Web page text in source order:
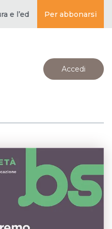
l’educazione ·BUDDISMO
Per abbonarsi
Accedi